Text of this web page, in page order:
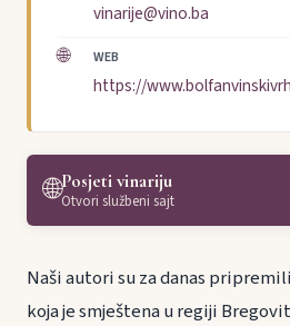
vinarije@vino.ba
🌐 WEB
https://
🌐Posjeti vinariju
Otvori službeni sajt
Naši autori su za danas
koja je smještena u regiji